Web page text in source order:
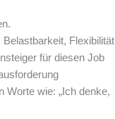
Flexibilität
für diesen Job
Worte wie: „Ich denke,